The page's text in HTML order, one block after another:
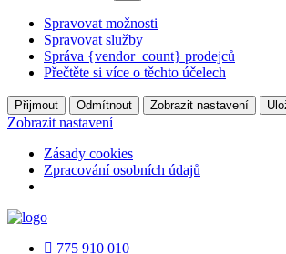
Spravovat možnosti
Spravovat služby
Správa {vendor_count} prodejců
Přečtěte si více o těchto účelech
Přijmout Odmítnout Zobrazit nastavení
Zobrazit nastavení
Zásady cookies
Zpracování osobních údajů
775 910 010